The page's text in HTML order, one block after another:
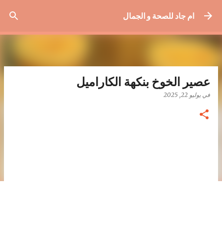
التخطي إلى المحتوى الرئيسيام جاد للصحة و الجمال
عصير الخوخ بنكهة الكاراميل
في يوليو 22, 2025